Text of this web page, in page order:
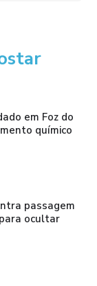
em Foz do
químico
passagem
ocultar